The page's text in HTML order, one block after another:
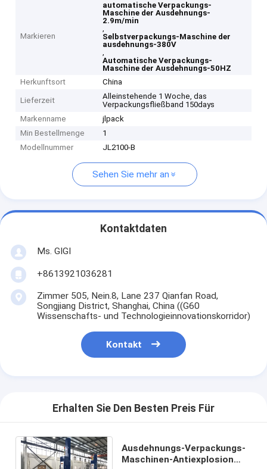
Markieren
automatische Verpackungs-
Maschine der Ausdehnungs-
2.9m/min
,
Selbstverpackungs-Maschine der
ausdehnungs-380V
,
Automatische Verpackungs-
Maschine der Ausdehnungs-50HZ
Herkunftsort
China
Lieferzeit
Alleinstehende 1 Woche, das
Verpackungsfließband 150days
Markenname
jlpack
Min Bestellmenge
1
Modellnummer
JL2100-B
Sehen Sie mehr an
Kontaktdaten
Ms. GIGI
+8613921036281
Zimmer 505, Nein.8, Lane 237 Qianfan Road,
Songjiang District, Shanghai, China ((G60
Wissenschafts- und Technologieinnovationskorridor)
Kontakt
Erhalten Sie Den Besten Preis Für
Ausdehnungs-Verpackungs-
Maschinen-Antiexplosion